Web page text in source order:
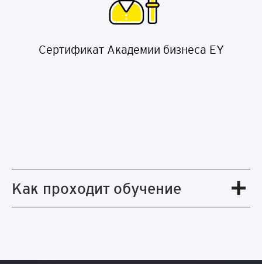
Сертификат Академии бизнеса EY
Как проходит обучение